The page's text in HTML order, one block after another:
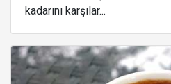
kadarını karşılar...